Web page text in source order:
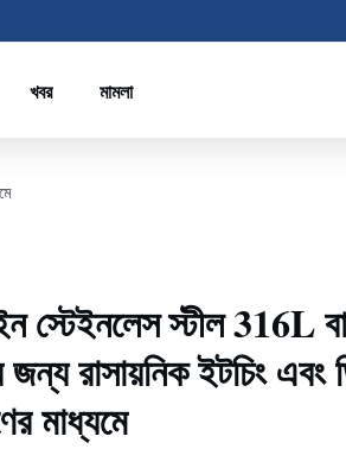
খবর মামলা
স্টেইনলেস স্টীল 316L
রাসায়নিক ইটচিং এবং
মাধ্যমে